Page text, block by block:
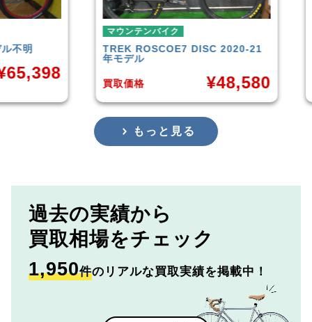
TREK
ROSCOE7 DISC 2020-21
買取価格 ¥48,580
Rocky Mountain
買取価格
もっと見る
過去の実績から
買取相場をチェック
1,950件のリアルな買取実績を掲載中！